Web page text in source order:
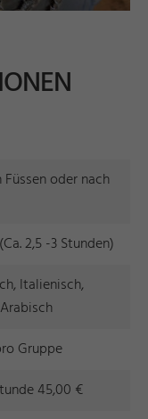
oder nach
2,5 -3 Stunden)
Italienisch,
Gruppe
45,00 €